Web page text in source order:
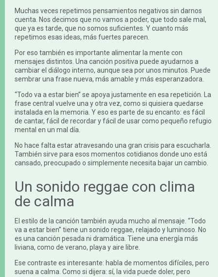
Muchas veces repetimos pensamientos negativos sin darnos
cuenta. Nos decimos que no vamos a poder, que todo sale mal,
que ya es tarde, que no somos suficientes. Y cuanto más
repetimos esas ideas, más fuertes parecen.
Por eso también es importante alimentar la mente con
mensajes distintos. Una canción positiva puede ayudarnos a
cambiar el diálogo interno, aunque sea por unos minutos. Puede
sembrar una frase nueva, más amable y más esperanzadora.
“Todo va a estar bien” se apoya justamente en esa repetición. La
frase central vuelve una y otra vez, como si quisiera quedarse
instalada en la memoria. Y eso es parte de su encanto: es fácil
de cantar, fácil de recordar y fácil de usar como pequeño refugio
mental en un mal día.
No hace falta estar atravesando una gran crisis para escucharla.
También sirve para esos momentos cotidianos donde uno está
cansado, preocupado o simplemente necesita bajar un cambio.
Un sonido reggae con clima
de calma
El estilo de la canción también ayuda mucho al mensaje. “Todo
va a estar bien” tiene un sonido reggae, relajado y luminoso. No
es una canción pesada ni dramática. Tiene una energía más
liviana, como de verano, playa y aire libre.
Ese contraste es interesante: habla de momentos difíciles, pero
suena a calma. Como si dijera: sí, la vida puede doler, pero